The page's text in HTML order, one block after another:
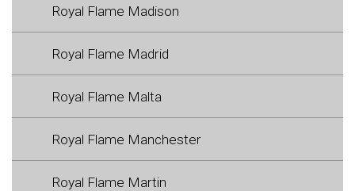
Royal Flame Madison
Royal Flame Madrid
Royal Flame Malta
Royal Flame Manchester
Royal Flame Martin